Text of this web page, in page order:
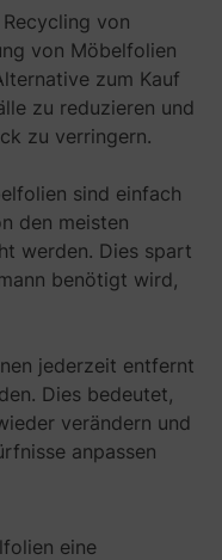
Recycling von
von Möbelfolien
zum Kauf
zu reduzieren und
zu verringern.
sind einfach
den meisten
werden. Dies spart
benötigt wird,
jederzeit entfernt
Dies bedeutet,
verändern und
anpassen
eine